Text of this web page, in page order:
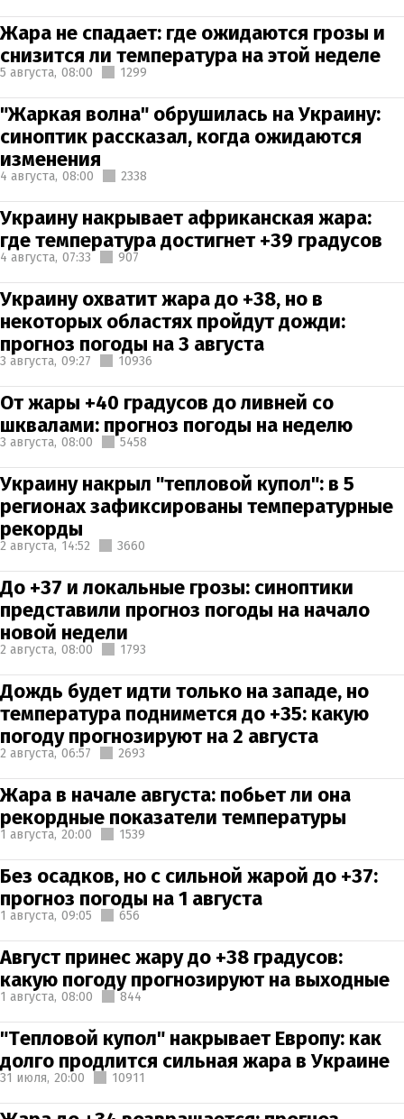
Жара не спадает: где ожидаются грозы и
снизится ли температура на этой неделе
5 августа, 08:00 1299
"Жаркая волна" обрушилась на Украину:
синоптик рассказал, когда ожидаются
изменения
4 августа, 08:00 2338
Украину накрывает африканская жара:
где температура достигнет +39 градусов
4 августа, 07:33 907
Украину охватит жара до +38, но в
некоторых областях пройдут дожди:
прогноз погоды на 3 августа
3 августа, 09:27 10936
От жары +40 градусов до ливней со
шквалами: прогноз погоды на неделю
3 августа, 08:00 5458
Украину накрыл "тепловой купол": в 5
регионах зафиксированы температурные
рекорды
2 августа, 14:52 3660
До +37 и локальные грозы: синоптики
представили прогноз погоды на начало
новой недели
2 августа, 08:00 1793
Дождь будет идти только на западе, но
температура поднимется до +35: какую
погоду прогнозируют на 2 августа
2 августа, 06:57 2693
Жара в начале августа: побьет ли она
рекордные показатели температуры
1 августа, 20:00 1539
Без осадков, но с сильной жарой до +37:
прогноз погоды на 1 августа
1 августа, 09:05 656
Август принес жару до +38 градусов:
какую погоду прогнозируют на выходные
1 августа, 08:00 844
"Тепловой купол" накрывает Европу: как
долго продлится сильная жара в Украине
31 июля, 20:00 10911